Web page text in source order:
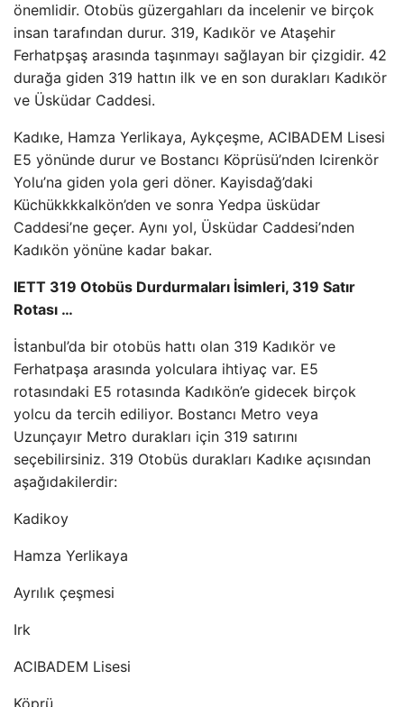
önemlidir. Otobüs güzergahları da incelenir ve birçok
insan tarafından durur. 319, Kadıkör ve Ataşehir
Ferhatpşaş arasında taşınmayı sağlayan bir çizgidir. 42
durağa giden 319 hattın ilk ve en son durakları Kadıkör
ve Üsküdar Caddesi.
Kadıke, Hamza Yerlikaya, Aykçeşme, ACIBADEM Lisesi
E5 yönünde durur ve Bostancı Köprüsü’nden Icirenkör
Yolu’na giden yola geri döner. Kayisdağ’daki
Küchükkkkalkön’den ve sonra Yedpa üsküdar
Caddesi’ne geçer. Aynı yol, Üsküdar Caddesi’nden
Kadıkön yönüne kadar bakar.
IETT 319 Otobüs Durdurmaları İsimleri, 319 Satır
Rotası …
İstanbul’da bir otobüs hattı olan 319 Kadıkör ve
Ferhatpaşa arasında yolculara ihtiyaç var. E5
rotasındaki E5 rotasında Kadıkön’e gidecek birçok
yolcu da tercih ediliyor. Bostancı Metro veya
Uzunçayır Metro durakları için 319 satırını
seçebilirsiniz. 319 Otobüs durakları Kadıke açısından
aşağıdakilerdir:
Kadikoy
Hamza Yerlikaya
Ayrılık çeşmesi
Irk
ACIBADEM Lisesi
Köprü